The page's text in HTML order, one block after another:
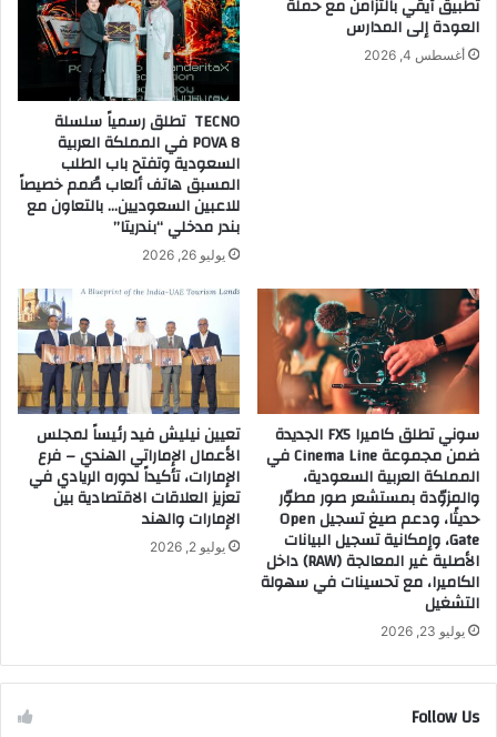
ل
م
ب
و
ن
م
ع
ا
ف
ن
ا
ن
ة
م
ي
ر
ا
م
ف
ا
ت
ط
ل
ا
ل
ج
د
د
ة
ل
ل
س
ي
د
ا
ت
ا
ت
ا
تطبيق آيڤي بالتزامن مع حملة
العودة إلى المدارس
أغسطس 4, 2026
TECNO تطلق رسمياً سلسلة
POVA 8 في المملكة العربية
السعودية وتفتح باب الطلب
المسبق هاتف ألعاب صُمم خصيصاً
للاعبين السعوديين… بالتعاون مع
بندر مدخلي “بندريتا”
يوليو 26, 2026
سوني تطلق كاميرا FX5 الجديدة
ضمن مجموعة Cinema Line في
المملكة العربية السعودية،
والمزوّدة بمستشعر صور مطوّر
حديثًا، ودعم صيغ تسجيل Open
Gate، وإمكانية تسجيل البيانات
الأصلية غير المعالجة (RAW) داخل
الكاميرا، مع تحسينات في سهولة
التشغيل
يوليو 23, 2026
تعيين نيليش فيد رئيساً لمجلس
الأعمال الإماراتي الهندي – فرع
الإمارات، تأكيداً لدوره الريادي في
تعزيز العلاقات الاقتصادية بين
الإمارات والهند
يوليو 2, 2026
Follow Us